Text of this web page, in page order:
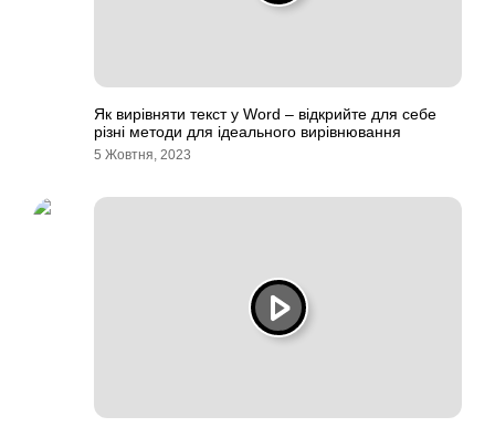
Як вирівняти текст у Word – відкрийте для себе
різні методи для ідеального вирівнювання
5 Жовтня, 2023